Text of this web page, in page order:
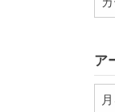
テ
ー
ア
ア